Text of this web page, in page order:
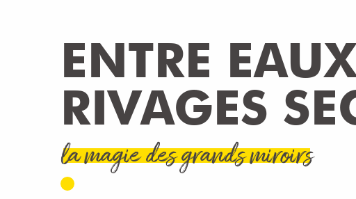
ENTRE
RIVAGES
la magie des grands miroirs